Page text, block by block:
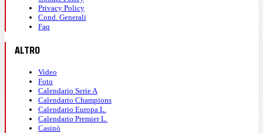
Privacy Policy
Cond. Generali
Faq
ALTRO
Video
Foto
Calendario Serie A
Calendario Champions
Calendario Europa L.
Calendario Premier L.
Casinò